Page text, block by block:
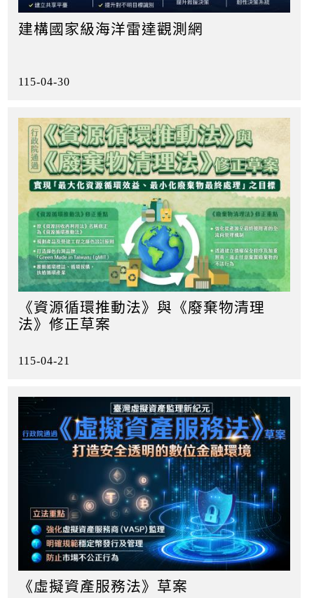
建構國家級海洋雷達觀測網
115-04-30
《資源循環推動法》與《廢棄物清理
法》修正草案
115-04-21
《虛擬資產服務法》草案